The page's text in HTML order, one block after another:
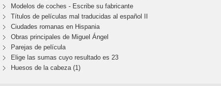
Modelos de coches - Escribe su fabricante
Títulos de películas mal traducidas al español II
Ciudades romanas en Hispania
Obras principales de Miguel Ángel
Parejas de película
Elige las sumas cuyo resultado es 23
Huesos de la cabeza (1)